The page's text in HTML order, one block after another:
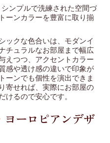
ンプルで洗練された空間づ
ーンカラーを豊富に取り揃
ックな色合いは、モダンイ
チュラルなお部屋まで幅広
えつつ、アクセントカラー
感や透け感の違いで印象が
ーンでも個性を演出できま
寄せれば、実際にお部屋の
るので安心です。
ヨーロピアンデザ